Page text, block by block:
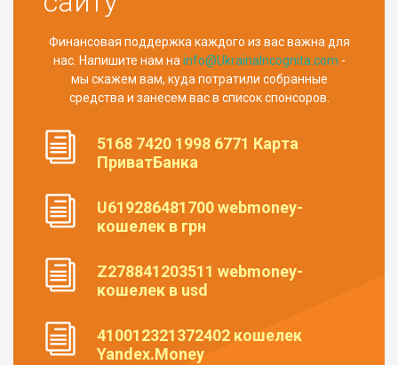
Финансовая поддержка каждого из вас важна для
нас. Напишите нам наinfo@UkrainaIncognita.com -
мы скажем вам, куда потратили собранные
средства и занесем вас в список спонсоров.
5168 7420 1998 6771 Карта
ПриватБанка
U619286481700 webmoney-
кошелек в грн
Z278841203511 webmoney-
кошелек в usd
410012321372402 кошелек
Yandex.Money